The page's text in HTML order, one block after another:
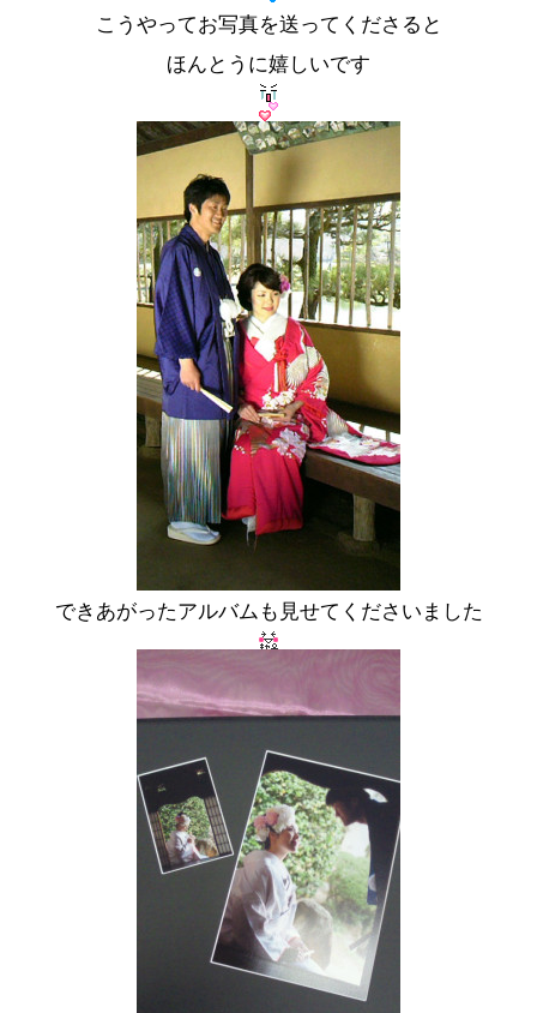
こうやってお写真を送ってくださると
ほんとうに嬉しいです
できあがったアルバムも見せてくださいました